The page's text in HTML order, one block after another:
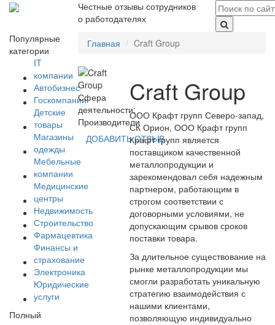
Честные отзывы сотрудников
о работодателях
Популярные
категории
IT
компании
Автобизнес
Госкомпании
Детские
товары
Магазины
одежды
Мебельные
компании
Медицинские
центры
Недвижимость
Строительство
Фармацевтика
Финансы и
страхование
Электроника
Юридические
услуги
Полный
Главная Craft Group
Сфера
деятельности:
Производители
ДОБАВИТЬ ОТЗЫВ
Craft Group
ООО Крафт групп Северо-запад,
СК Орион, ООО Крафт групп
Крафт групп является
поставщиком качественной
металлопродукции и
зарекомендовал себя надежным
партнером, работающим в
строгом соответствии с
договорными условиями, не
допускающим срывов сроков
поставки товара.
За длительное существование на
рынке металлопродукции мы
смогли разработать уникальную
стратегию взаимодействия с
нашими клиентами,
позволяющую индивидуально